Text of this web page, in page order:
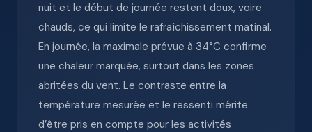
nuit et le début de journée restent doux, voire
chauds, ce qui limite le rafraîchissement matinal.
En journée, la maximale prévue à 34°C confirme
une chaleur marquée, surtout dans les zones
abritées du vent. Le contraste entre la
température mesurée et le ressenti mérite
d’être pris en compte pour les activités